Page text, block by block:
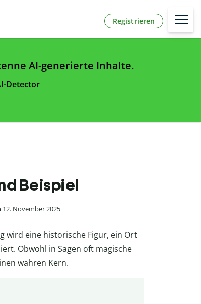
Registrieren
AI-generierte Inhalte.
Detector
Beispiel
November 2025
wird eine historische Figur, ein Ort
Obwohl in Sagen oft magische
wahren Kern.